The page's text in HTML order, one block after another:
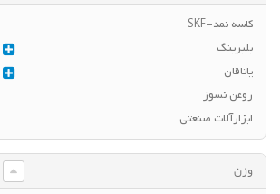
کاسه نمد-SKF
بلبرینگ
یاتاقان
روغن نسوز
ابزارآلات صنعتی
وزن